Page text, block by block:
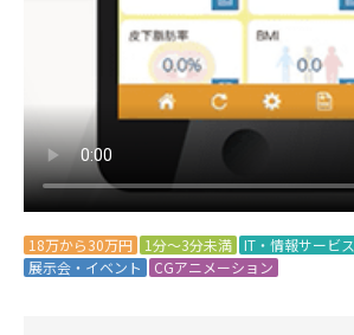
18万から30万円 1分～3分未満 IT・情報サービス
展示会・イベント
CGアニメーション